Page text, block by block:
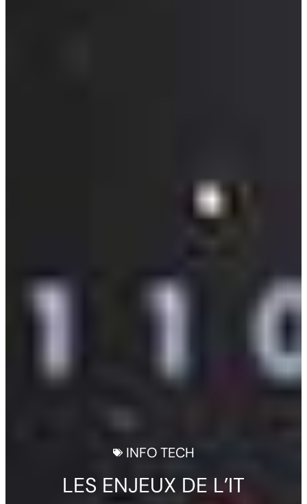
INFO TECH
LES ENJEUX DE L’IT